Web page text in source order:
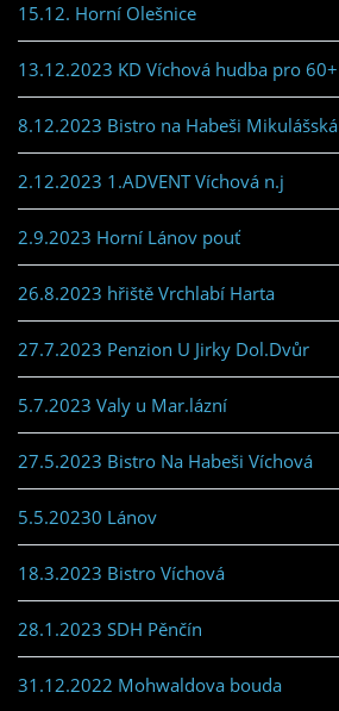
15.12. Horní Olešnice
13.12.2023 KD Víchová hudba pro 60+
8.12.2023 Bistro na Habeši Mikulášská
2.12.2023 1.ADVENT Víchová n.j
2.9.2023 Horní Lánov pouť
26.8.2023 hřiště Vrchlabí Harta
27.7.2023 Penzion U Jirky Dol.Dvůr
5.7.2023 Valy u Mar.lázní
27.5.2023 Bistro Na Habeši Víchová
5.5.20230 Lánov
18.3.2023 Bistro Víchová
28.1.2023 SDH Pěnčín
31.12.2022 Mohwaldova bouda